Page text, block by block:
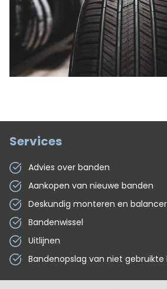
Services
Advies over banden
Aankopen van nieuwe banden
Deskundig monteren en
Bandenwissel
Uitlijnen
Bandenopslag van niet gebruikte